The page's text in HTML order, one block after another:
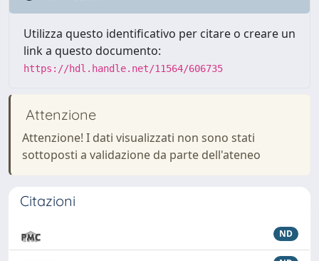
Utilizza questo identificativo per citare o creare un
link a questo documento:
https://hdl.handle.net/11564/606735
Attenzione
Attenzione! I dati visualizzati non sono stati
sottoposti a validazione da parte dell'ateneo
Citazioni
ND